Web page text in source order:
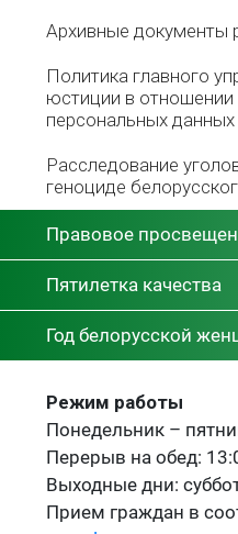
Архивные документы
Политика главного
юстиции в отношении
персональных данных
Расследование
геноциде
Правовое
Пятилетка качества
Год белорусской
Режим работы
Понедельник –
Перерыв на обед:
Выходные дни:
Прием граждан в